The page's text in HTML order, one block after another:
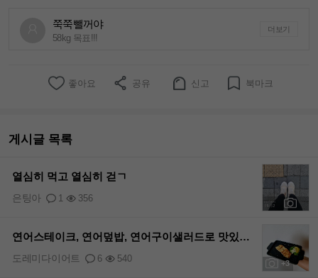
쭉쭉뺄꺼야
58kg 목표!!!
더보기
좋아요 공유 신고 북마크
게시글 목록
열심히 먹고 열심히 걷ㄱ
1 356
은팅아
+3
연어스테이크, 연어덮밥, 연어구이샐러드로 맛있게 다이어트해요^^
6 540
도레미다이어트